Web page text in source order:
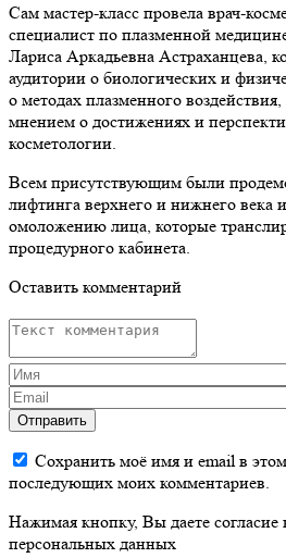
Сам мастер-класс провела врач-
специалист по плазменной
Лариса Аркадьевна Астраханцева,
аудитории о биологических и
о методах плазменного
мнением о достижениях и
косметологии.
Всем присутствующим были
лифтинга верхнего и нижнего века
омоложению лица, которые
процедурного кабинета.
Оставить комментарий
Отправить
Сохранить моё имя и email в этом
последующих моих комментариев.
Нажимая кнопку, Вы даете согласие
персональных данных